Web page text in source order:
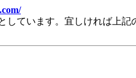
しています。宜しければ上記